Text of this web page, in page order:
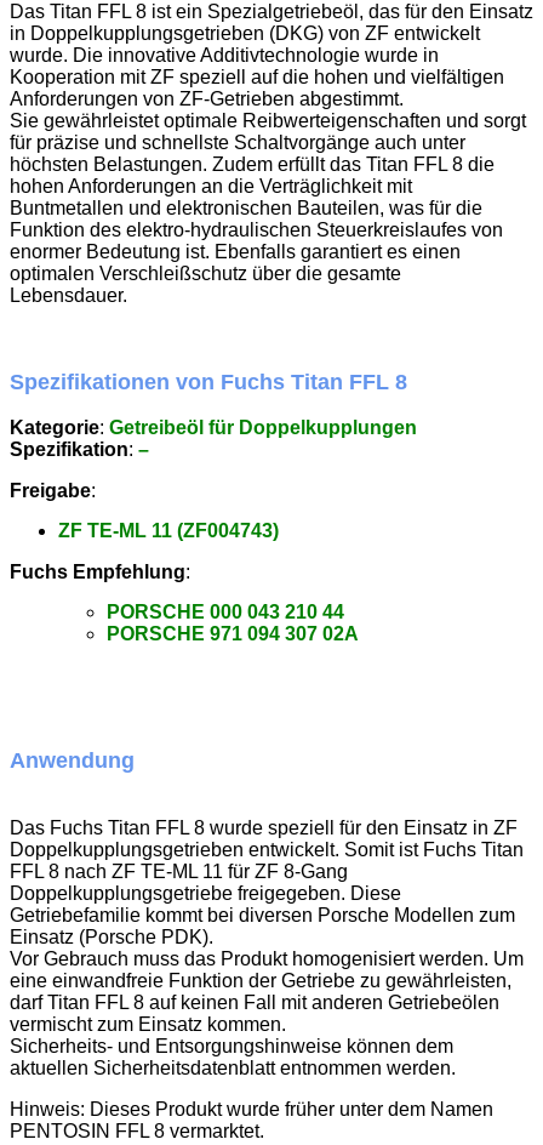
Das Titan FFL 8 ist ein Spezialgetriebeöl, das für den Einsatz
in Doppelkupplungsgetrieben (DKG) von ZF entwickelt
wurde. Die innovative Additivtechnologie wurde in
Kooperation mit ZF speziell auf die hohen und vielfältigen
Anforderungen von ZF-Getrieben abgestimmt.
Sie gewährleistet optimale Reibwerteigenschaften und sorgt
für präzise und schnellste Schaltvorgänge auch unter
höchsten Belastungen. Zudem erfüllt das Titan FFL 8 die
hohen Anforderungen an die Verträglichkeit mit
Buntmetallen und elektronischen Bauteilen, was für die
Funktion des elektro-hydraulischen Steuerkreislaufes von
enormer Bedeutung ist. Ebenfalls garantiert es einen
optimalen Verschleißschutz über die gesamte
Lebensdauer.
Spezifikationen von Fuchs Titan FFL 8
Kategorie: Getreibeöl für Doppelkupplungen
Spezifikation: –
Freigabe:
ZF TE-ML 11 (ZF004743)
Fuchs Empfehlung:
PORSCHE 000 043 210 44
PORSCHE 971 094 307 02A
Anwendung
Das Fuchs Titan FFL 8 wurde speziell für den Einsatz in ZF
Doppelkupplungsgetrieben entwickelt. Somit ist Fuchs Titan
FFL 8 nach ZF TE-ML 11 für ZF 8-Gang
Doppelkupplungsgetriebe freigegeben. Diese
Getriebefamilie kommt bei diversen Porsche Modellen zum
Einsatz (Porsche PDK).
Vor Gebrauch muss das Produkt homogenisiert werden. Um
eine einwandfreie Funktion der Getriebe zu gewährleisten,
darf Titan FFL 8 auf keinen Fall mit anderen Getriebeölen
vermischt zum Einsatz kommen.
Sicherheits- und Entsorgungshinweise können dem
aktuellen Sicherheitsdatenblatt entnommen werden.
Hinweis: Dieses Produkt wurde früher unter dem Namen
PENTOSIN FFL 8 vermarktet.